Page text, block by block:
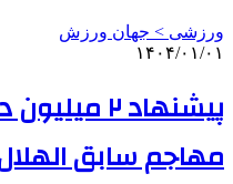
ورزشی > جهان ورزش
۱۴۰۴/۰۱/۰۱
پیشنهاد ۲
مهاجم سابق